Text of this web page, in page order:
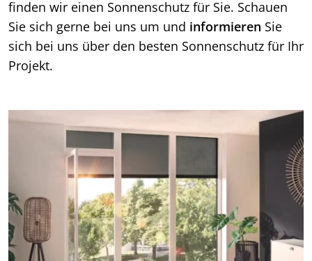
finden wir einen Sonnenschutz für Sie. Schauen
Sie sich gerne bei uns um und informieren Sie
sich bei uns über den besten Sonnenschutz für Ihr
Projekt.